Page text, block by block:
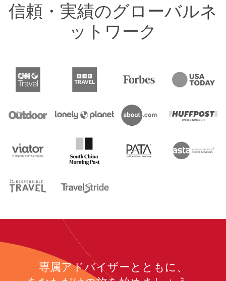
信頼・実績のグローバルネ
ットワーク
専属アドバイザーとともに、